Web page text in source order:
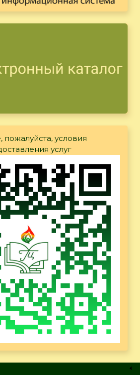
пожалуйста, условия
услуг